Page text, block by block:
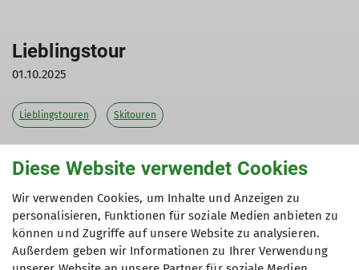
Lieblingstour
01.10.2025
Lieblingstouren Skitouren
Meine absolute Lieblings-Skitour startet direkt am
Vorderschappachhof und führt hinauf
zum Kreuzkogel – oder, wie ihn die
Einheimischen liebevoll nennen, zum Döferl.
Gleich oberhalb von Hüttschlag steigen wir über
weitläufige, verschneite Hänge in Richtung
Diese Website verwendet Cookies
Wir verwenden Cookies, um Inhalte und Anzeigen zu
personalisieren, Funktionen für soziale Medien anbieten zu
können und Zugriffe auf unsere Website zu analysieren.
Außerdem geben wir Informationen zu Ihrer Verwendung